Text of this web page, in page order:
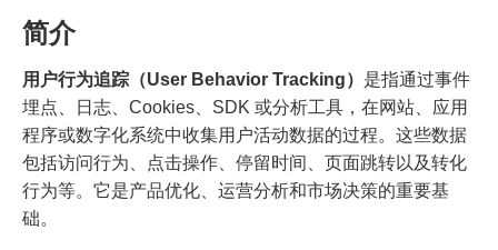
简介
用户行为追踪（User Behavior Tracking） 是指通过事件
埋点、日志、Cookies、SDK 或分析工具，在网站、应用
程序或数字化系统中收集用户活动数据的过程。这些数据
包括访问行为、点击操作、停留时间、页面跳转以及转化
行为等。它是产品优化、运营分析和市场决策的重要基
础。